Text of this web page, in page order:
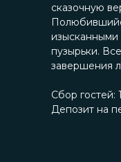
сказочную
изысканными
пузырьки.
завершения
Сбор гостей:
Депозит на